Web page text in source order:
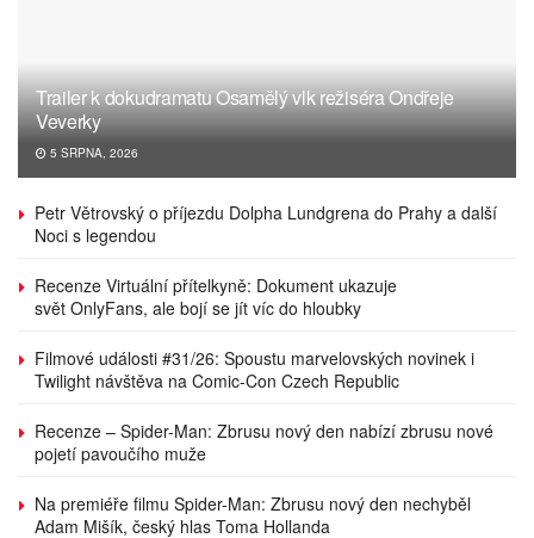
Trailer k dokudramatu Osamělý vlk režiséra Ondřeje
Veverky
5 SRPNA, 2026
Petr Větrovský o příjezdu Dolpha Lundgrena do Prahy a další
Noci s legendou
Recenze Virtuální přítelkyně: Dokument ukazuje
svět OnlyFans, ale bojí se jít víc do hloubky
Filmové události #31/26: Spoustu marvelovských novinek i
Twilight návštěva na Comic-Con Czech Republic
Recenze – Spider-Man: Zbrusu nový den nabízí zbrusu nové
pojetí pavoučího muže
Na premiéře filmu Spider-Man: Zbrusu nový den nechyběl
Adam Mišík, český hlas Toma Hollanda